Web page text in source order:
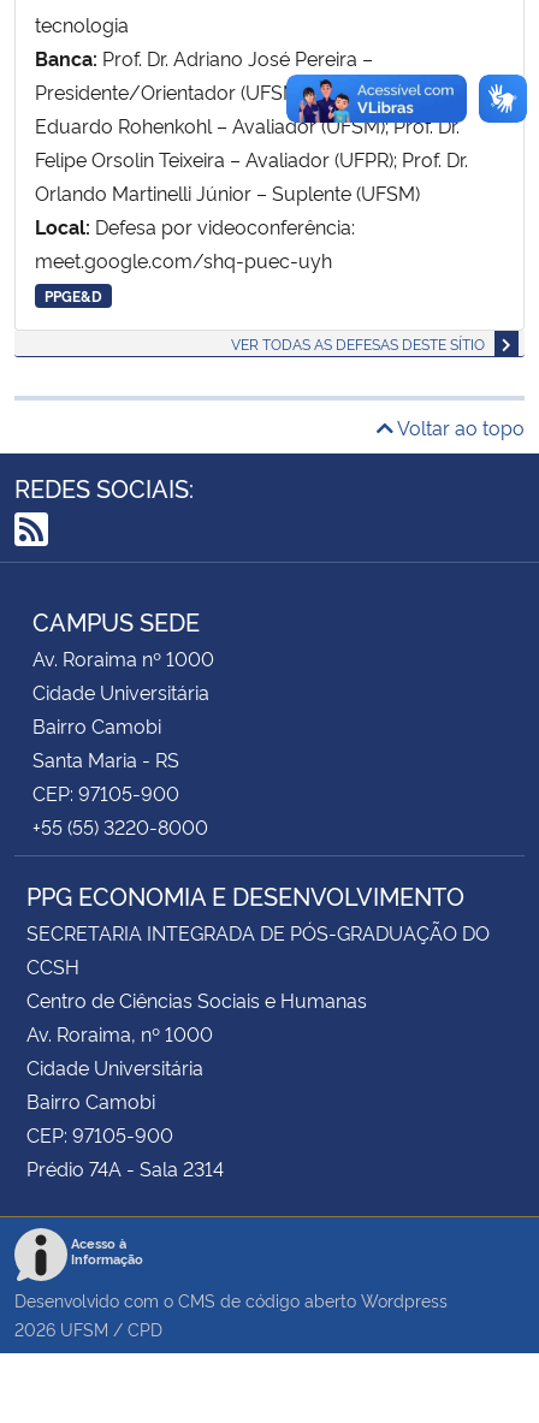
Advocacia-Geral da União
Banco Central do Brasil
tecnologia
Banca: Prof. Dr. Adriano José Pereira –
Presidente/Orientador (UFSM); Prof. Dr. Júlio
Eduardo Rohenkohl – Avaliador (UFSM); Prof. Dr.
Felipe Orsolin Teixeira – Avaliador (UFPR); Prof. Dr.
Orlando Martinelli Júnior – Suplente (UFSM)
Local: Defesa por videoconferência:
meet.google.com/shq-puec-uyh
PPGE&D
VER TODAS AS DEFESAS DESTE SÍTIO
Voltar ao topo
REDES SOCIAIS:
RSS
CAMPUS SEDE
Av. Roraima nº 1000
Cidade Universitária
Bairro Camobi
Santa Maria - RS
CEP: 97105-900
+55 (55) 3220-8000
PPG ECONOMIA E DESENVOLVIMENTO
SECRETARIA INTEGRADA DE PÓS-GRADUAÇÃO DO
CCSH
Centro de Ciências Sociais e Humanas
Av. Roraima, nº 1000
Cidade Universitária
Bairro Camobi
CEP: 97105-900
Prédio 74A - Sala 2314
Acesso à
Informação
Desenvolvido com o CMS de código aberto Wordpress
2026 UFSM / CPD